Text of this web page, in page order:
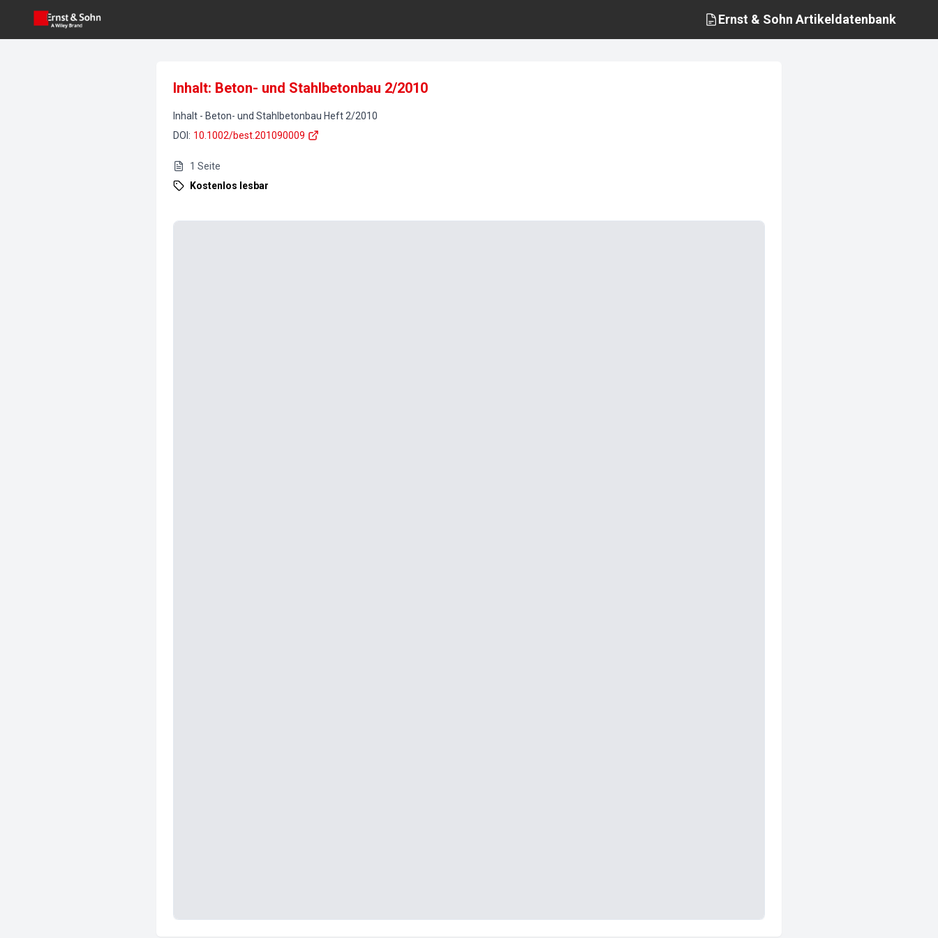
Ernst & Sohn Artikeldatenbank
Inhalt: Beton- und Stahlbetonbau 2/2010
Inhalt - Beton- und Stahlbetonbau Heft 2/2010
DOI : 10.1002/best.201090009
1 Seite
Kostenlos lesbar